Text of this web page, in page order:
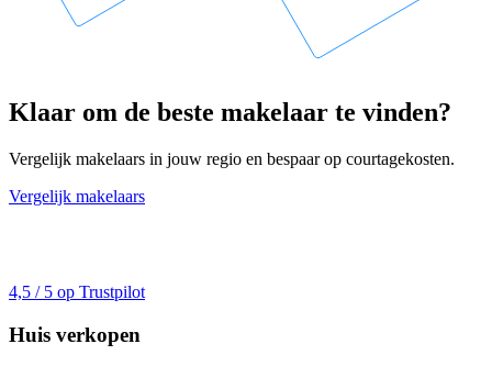
Klaar om de beste makelaar te vinden?
Vergelijk makelaars in jouw regio en bespaar op courtagekosten.
Vergelijk makelaars
4,5 / 5 op Trustpilot
Huis verkopen